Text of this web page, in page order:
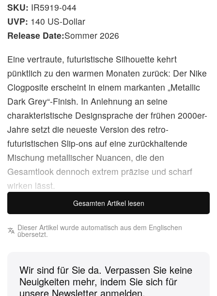
SKU: IR5919-044
UVP: 140 US-Dollar
Release Date:Sommer 2026
Eine vertraute, futuristische Silhouette kehrt
pünktlich zu den warmen Monaten zurück: Der Nike
Clogposite erscheint in einem markanten „Metallic
Dark Grey“-Finish. In Anlehnung an seine
charakteristische Designsprache der frühen 2000er-
Jahre setzt die neueste Version des retro-
futuristischen Slip-ons auf eine zurückhaltende
Mischung metallischer Nuancen, die den
Gesamtlook dennoch extrem präzise und scharf
wirken lässt.
Statt knalliger Farben prägen nun dunkle Nuancen
diese spezielle Iteration des Slip-on-Modells. Das
geformte Foam-Upper kommt in einem glatten
das elegant von einem dunkleren Ton am Schaft in
ein helleres Silber im vorderen Bereich übergeht.
Dieser edle Farbverlauf hebt die Silhouette deutlich
Gesamten Artikel lesen
Dieser Artikel wurde automatisch aus dem Englischen
übersetzt.
Wir sind für Sie da. Verpassen Sie keine
Neuigkeiten mehr, indem Sie sich für
unsere Newsletter anmelden.